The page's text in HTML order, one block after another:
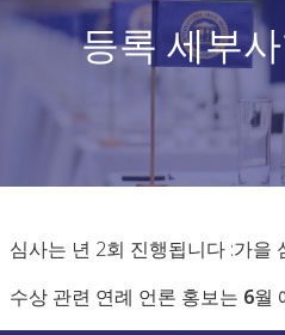
등록 세부
심사는 년 2회 진행됩니다 :가을
수상 관련 연례 언론 홍보는 6월